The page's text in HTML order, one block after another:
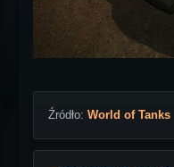
Źródło: World of Tanks